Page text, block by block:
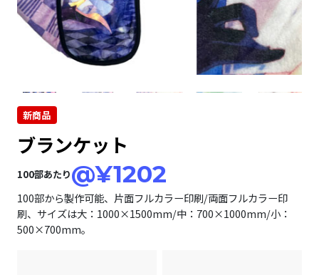
新商品
ブランケット
100部あたり@¥1202
100部から製作可能、片面フルカラー印刷/両面フルカラー印
刷、サイズは大：1000×1500mm/中：700×1000mm/小：
500×700mm。